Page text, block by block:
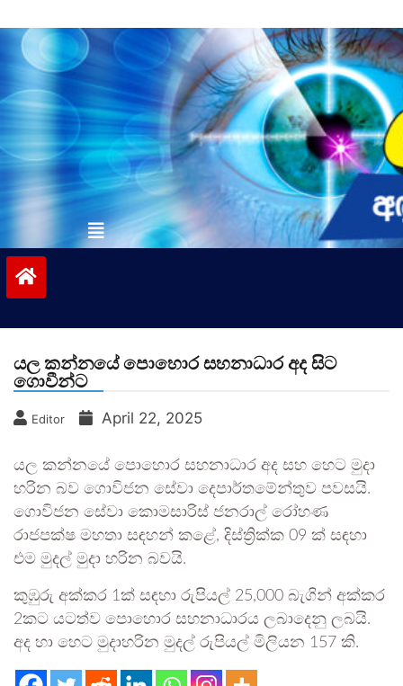
to
contentvinivida.lk
යල කන්නයේ පොහොර සහනාධාර අද සිට
ගොවීන්ට
Editor April 22, 2025
යල කන්නයේ පොහොර සහනාධාර අද සහ හෙට මුදා
හරින බව ගොවිජන සේවා දෙපාර්තමේන්තුව පවසයි.
ගොවිජන සේවා කොමසාරිස් ජනරාල් රෝහණ
රාජපක්ෂ මහතා සඳහන් කළේ, දිස්ත්‍රික්ක 09 ක් සඳහා
එම මුදල් මුදා හරින බවයි.
කුඹුරු අක්කර 1ක් සඳහා රුපියල් 25,000 බැගින් අක්කර
2කට යටත්ව පොහොර සහනාධාරය ලබාදෙනු ලබයි.
අද හා හෙට මුදාහරින මුදල් රුපියල් මිලියන 157 කි.